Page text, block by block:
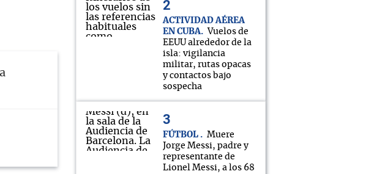
ACTIVIDAD AÉREA
EN CUBA
Vuelos de
EEUU alrededor de la
isla: vigilancia
militar, rutas opacas
y contactos bajo
sospecha
FÚTBOL
Muere
Jorge Messi, padre y
representante de
Lionel Messi, a los 68